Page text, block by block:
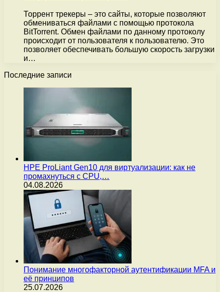
Торрент трекеры – это сайты, которые позволяют
обмениваться файлами с помощью протокола
BitTorrent. Обмен файлами по данному протоколу
происходит от пользователя к пользователю. Это
позволяет обеспечивать большую скорость загрузки
и…
Последние записи
HPE ProLiant Gen10 для виртуализации: как не
промахнуться с CPU,…
04.08.2026
Понимание многофакторной аутентификации MFA и
её принципов
25.07.2026